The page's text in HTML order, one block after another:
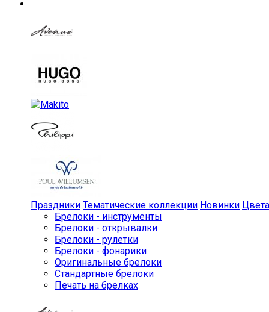
Праздники Тематические коллекции Новинки Цвета
Брелоки - инструменты
Брелоки - открывалки
Брелоки - рулетки
Брелоки - фонарики
Оригинальные брелоки
Стандартные брелоки
Печать на брелках